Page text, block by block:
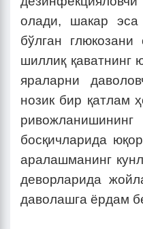
олади, шакар эса
бўлган
шиллиқ қаватнинг
яраларни
нозик бир қатлам
босқичларида
аралашманинг
деворларида
даволашга ёрдам